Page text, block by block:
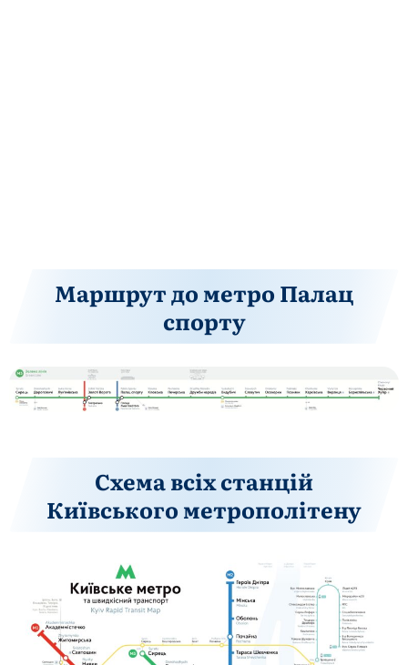
Маршрут до метро Палац
спорту
Схема всіх станцій
Київського метрополітену